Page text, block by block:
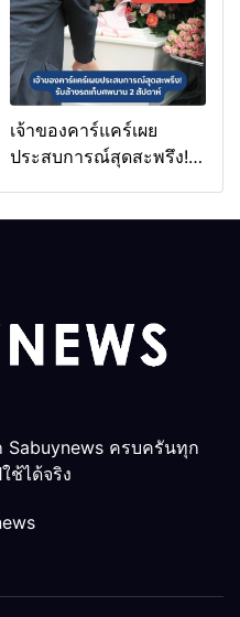
เจ้าของคาร์แคร์เผย
ประสบการณ์สุดสะพรึง!
Sabuynews ครบครันทุก
ช้ได้จริง